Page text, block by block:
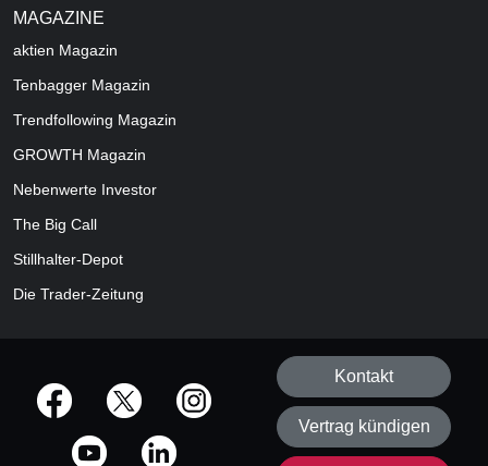
MAGAZINE
aktien Magazin
Tenbagger Magazin
Trendfollowing Magazin
GROWTH Magazin
Nebenwerte Investor
The Big Call
Stillhalter-Depot
Die Trader-Zeitung
offizielle Social Media-Accounts
Kontakt
Vertrag kündigen